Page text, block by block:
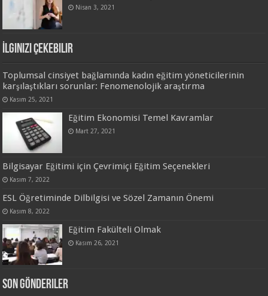
Nisan 3, 2021
İlginizi Çekebilir
Toplumsal cinsiyet bağlamında kadın eğitim yöneticilerinin
karşılaştıkları sorunlar: Fenomenolojik araştırma
Kasım 25, 2021
Eğitim Ekonomisi Temel Kavramlar
Mart 27, 2021
Bilgisayar Eğitimi için Çevrimiçi Eğitim Seçenekleri
Kasım 7, 2022
ESL Öğretiminde Dilbilgisi ve Sözel Zamanın Önemi
Kasım 8, 2022
Eğitim Fakülteli Olmak
Kasım 26, 2021
Son Gönderiler